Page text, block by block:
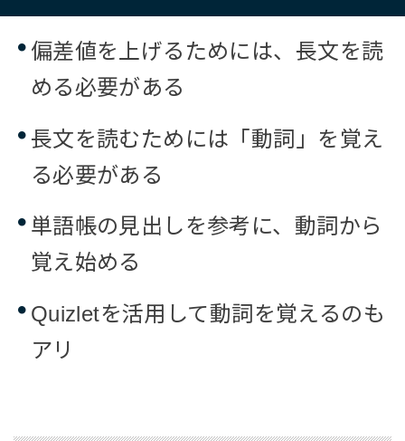
偏差値を上げるためには、長文を読
める必要がある
長文を読むためには「動詞」を覚え
る必要がある
単語帳の見出しを参考に、動詞から
覚え始める
Quizletを活用して動詞を覚えるのも
アリ